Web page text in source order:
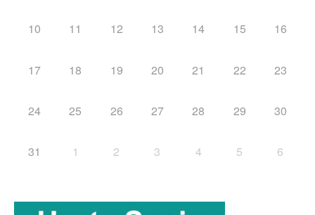
10 11 12 13 14 15 16
17 18 19 20 21 22 23
24 25 26 27 28 29 30
31 1 2 3 4 5 6